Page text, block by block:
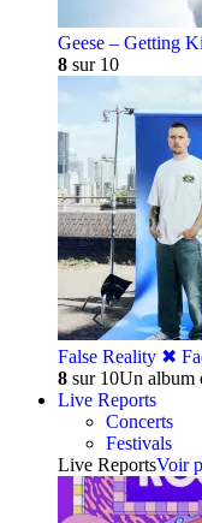
Geese – Getting
8 sur 10
False Reality ✖︎
8 sur 10Un album
Live Reports
Concerts
Festivals
Live ReportsVoir